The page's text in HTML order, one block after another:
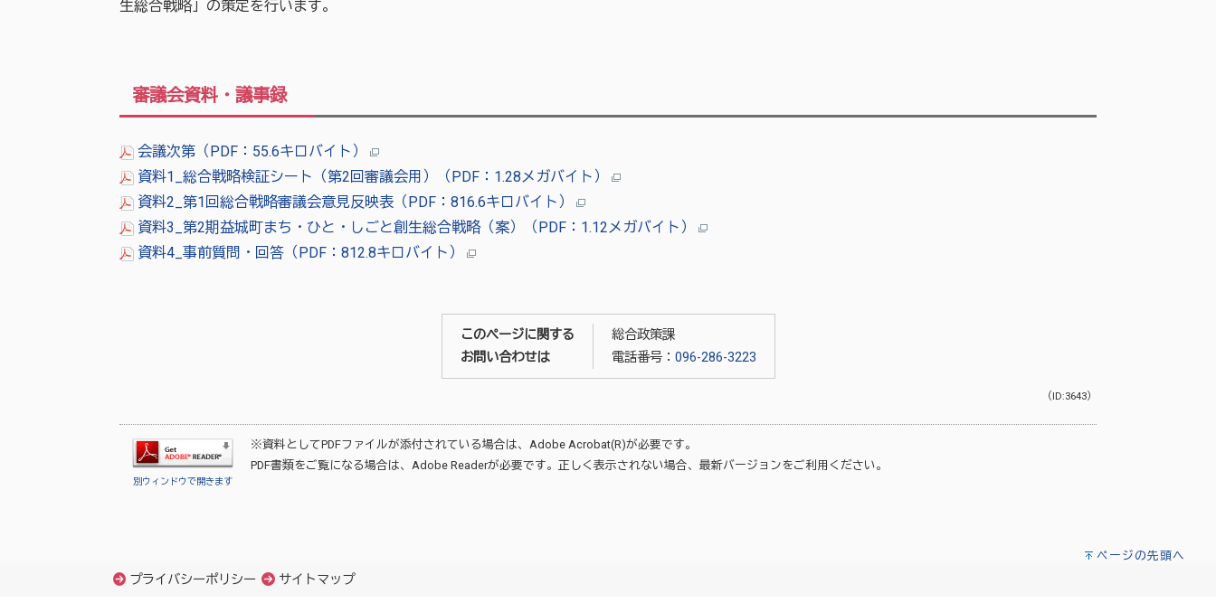
生総合戦略」の策定を行います。
審議会資料・議事録
会議次第（PDF：55.6キロバイト）
資料1_総合戦略検証シート（第2回審議会用）（PDF：1.28メガバイト）
資料2_第1回総合戦略審議会意見反映表（PDF：816.6キロバイト）
資料3_第2期益城町まち・ひと・しごと創生総合戦略（案）（PDF：1.12メガバイト）
資料4_事前質問・回答（PDF：812.8キロバイト）
このページに関する
お問い合わせは
総合政策課
電話番号： 096-286-3223
（ID:3643）
別ウィンドウで開きます
※資料としてPDFファイルが添付されている場合は、 Adobe Acrobat(R)が必要です。
PDF書類をご覧になる場合は、 Adobe Readerが必要です。正しく表示されない場合、最新バージョンをご利用ください。
ページの先頭へ
プライバシーポリシー サイトマップ